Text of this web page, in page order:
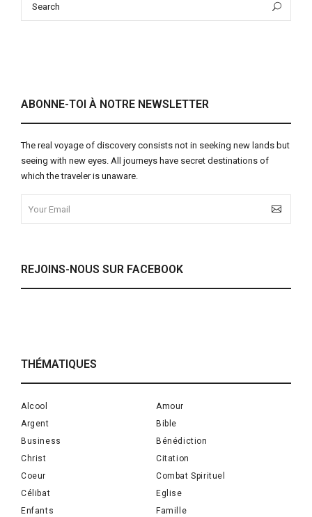
ABONNE-TOI À NOTRE NEWSLETTER
The real voyage of discovery consists not in seeking new lands but
seeing with new eyes. All journeys have secret destinations of
which the traveler is unaware.
REJOINS-NOUS SUR FACEBOOK
THÉMATIQUES
Alcool
Amour
Argent
Bible
Business
Bénédiction
Christ
Citation
Coeur
Combat Spirituel
Célibat
Eglise
Enfants
Famille